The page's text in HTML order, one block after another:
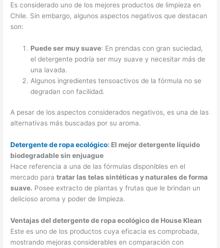
Es considerado uno de los mejores productos de limpieza en
Chile. Sin embargo, algunos aspectos negativos que destacan
son:
Puede ser muy suave: En prendas con gran suciedad,
el detergente podría ser muy suave y necesitar más de
una lavada.
Algunos ingredientes tensoactivos de la fórmula no se
degradan con facilidad.
A pesar de los aspectos considerados negativos, es una de las
alternativas más buscadas por su aroma.
Detergente de ropa ecológico: El mejor detergente líquido
biodegradable sin enjuague
Hace referencia a una de las fórmulas disponibles en el
mercado paratratar las telas sintéticas y naturales de forma
suave. Posee extracto de plantas y frutas que le brindan un
delicioso aroma y poder de limpieza.
Ventajas del detergente de ropa ecológico de House Klean
Este es uno de los productos cuya eficacia es comprobada,
mostrando mejoras considerables en comparación con